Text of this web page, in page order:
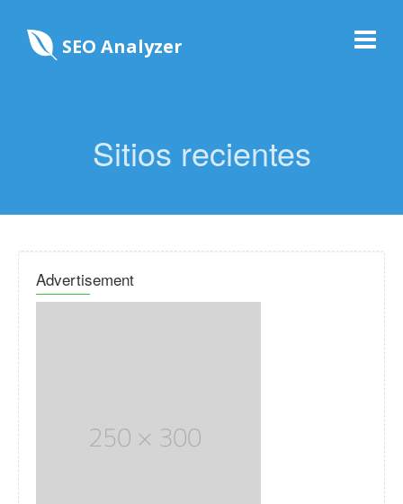
SEO Analyzer
Sitios recientes
Advertisement